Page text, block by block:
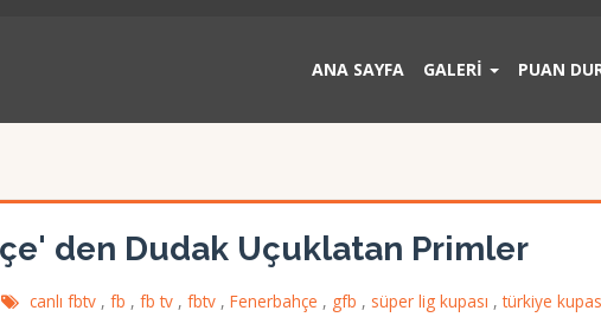
ANA SAYFA GALERİ PUAN
den Dudak Uçuklatan Primler
canlı fbtv , fb , fb tv , fbtv , Fenerbahçe , gfb , süper lig kupası ,türkiye